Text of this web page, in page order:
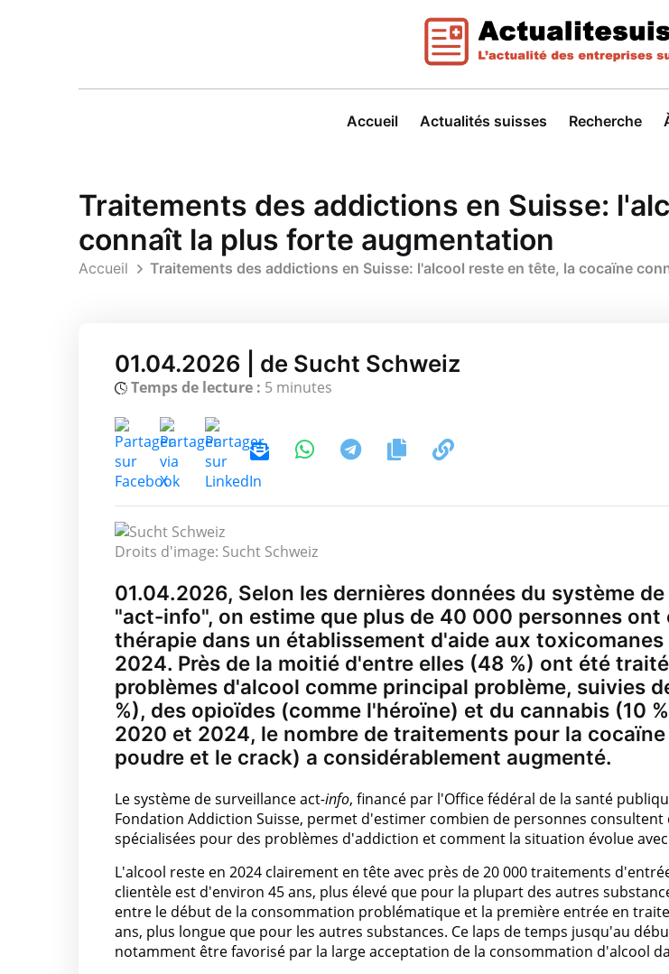
Accueil Actualités suisses Recherche
Traitements des addictions en Suisse:
connaît la plus forte augmentation
Accueil Traitements des addictions en Suisse: l'alcool reste en tête, la cocaïne
01.04.2026 | de Sucht Schweiz
Temps de lecture : 5 minutes
Droits d'image: Sucht Schweiz
01.04.2026, Selon les dernières données du système
"act-info", on estime que plus de 40 000 personnes ont
thérapie dans un établissement d'aide aux toxicomanes
2024. Près de la moitié d'entre elles (48 %) ont été
problèmes d'alcool comme principal problème, suivies
%), des opioïdes (comme l'héroïne) et du cannabis (10
2020 et 2024, le nombre de traitements pour la
poudre et le crack) a considérablement augmenté.
Le système de surveillance act-info, financé par l'Office fédéral de la santé
Fondation Addiction Suisse, permet d'estimer combien de personnes
spécialisées pour des problèmes d'addiction et comment la situation évolue
L'alcool reste en 2024 clairement en tête avec près de 20 000 traitements
clientèle est d'environ 45 ans, plus élevé que pour la plupart des autres
entre le début de la consommation problématique et la première entrée en
ans, plus longue que pour les autres substances. Ce laps de temps jusqu'au
notamment être favorisé par la large acceptation de la consommation d'alcool